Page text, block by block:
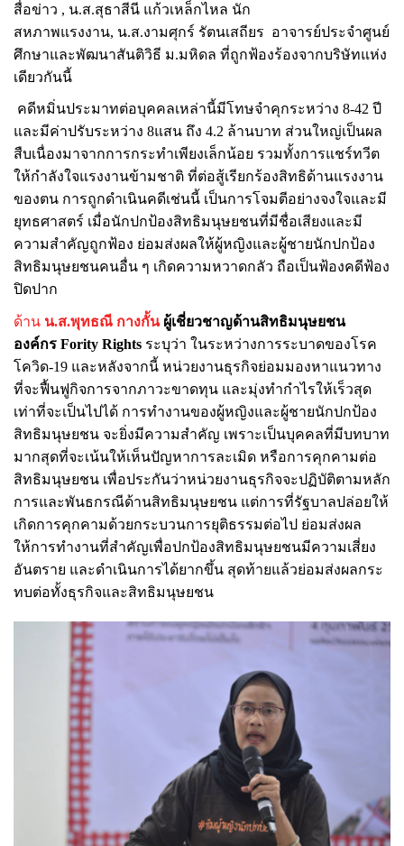
สื่อข่าว , น.ส.สุธาสีนี แก้วเหล็กไหล นัก
สหภาพแรงงาน, น.ส.งามศุกร์ รัตนเสถียร อาจารย์ประจำศูนย์
ศึกษาและพัฒนาสันติวิธี ม.มหิดล ที่ถูกฟ้องร้องจากบริษัทแห่ง
เดียวกันนี้
คดีหมิ่นประมาทต่อบุคคลเหล่านี้มีโทษจำคุกระหว่าง 8-42 ปี
และมีค่าปรับระหว่าง 8แสน ถึง 4.2 ล้านบาท ส่วนใหญ่เป็นผล
สืบเนื่องมาจากการกระทำเพียงเล็กน้อย รวมทั้งการแชร์ทวีต
ให้กำลังใจแรงงานข้ามชาติ ที่ต่อสู้เรียกร้องสิทธิด้านแรงงาน
ของตน การถูกดำเนินคดีเช่นนี้ เป็นการโจมตีอย่างจงใจและมี
ยุทธศาสตร์ เมื่อนักปกป้องสิทธิมนุษยชนที่มีชื่อเสียงและมี
ความสำคัญถูกฟ้อง ย่อมส่งผลให้ผู้หญิงและผู้ชายนักปกป้อง
สิทธิมนุษยชนคนอื่น ๆ เกิดความหวาดกลัว ถือเป็นฟ้องคดีฟ้อง
ปิดปาก
ด้าน น.ส.พุทธณี กางกั้นผู้เชี่ยวชาญด้านสิทธิมนุษยชน
องค์กร Fority Rights ระบุว่า ในระหว่างการระบาดของโรค
โควิด-19 และหลังจากนี้ หน่วยงานธุรกิจย่อมมองหาแนวทาง
ที่จะฟื้นฟูกิจการจากภาวะขาดทุน และมุ่งทำกำไรให้เร็วสุด
เท่าที่จะเป็นไปได้ การทำงานของผู้หญิงและผู้ชายนักปกป้อง
สิทธิมนุษยชน จะยิ่งมีความสำคัญ เพราะเป็นบุคคลที่มีบทบาท
มากสุดที่จะเน้นให้เห็นปัญหาการละเมิด หรือการคุกคามต่อ
สิทธิมนุษยชน เพื่อประกันว่าหน่วยงานธุรกิจจะปฏิบัติตามหลัก
การและพันธกรณีด้านสิทธิมนุษยชน แต่การที่รัฐบาลปล่อยให้
เกิดการคุกคามด้วยกระบวนการยุติธรรมต่อไป ย่อมส่งผล
ให้การทำงานที่สำคัญเพื่อปกป้องสิทธิมนุษยชนมีความเสี่ยง
อันตราย และดำเนินการได้ยากขึ้น สุดท้ายแล้วย่อมส่งผลกระ
ทบต่อทั้งธุรกิจและสิทธิมนุษยชน